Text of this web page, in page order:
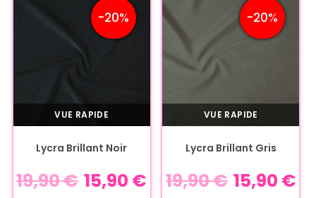
-20%
VUE RAPIDE
Lycra Brillant Noir
19,90€ 15,90 €
-20%
VUE RAPIDE
Lycra Brillant Gris
19,90€ 15,90 €